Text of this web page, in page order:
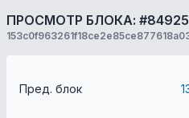
ПРОСМОТР БЛОКА: #84925
Пред. блок